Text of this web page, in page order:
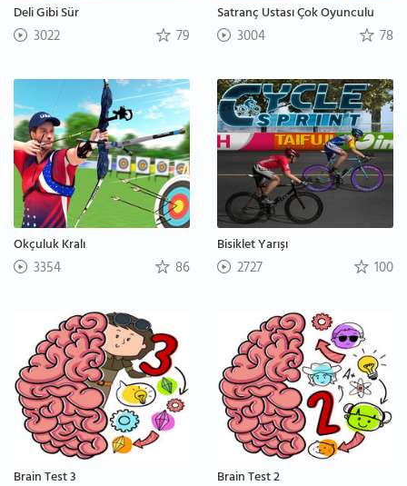
Deli Gibi Sür
3022 79
Satranç Ustası Çok Oyunculu
3004 78
Okçuluk Kralı
3354 86
Bisiklet Yarışı
2727 100
Brain Test 3 Brain Test 2